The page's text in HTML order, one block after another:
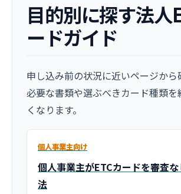
目的別に探す法人
ードガイド
申し込み前の状況に近いページから
必要な書類や選ぶべきカード種類を
くなります。
個人事業主向け
個人事業主がETCカードを審査
法